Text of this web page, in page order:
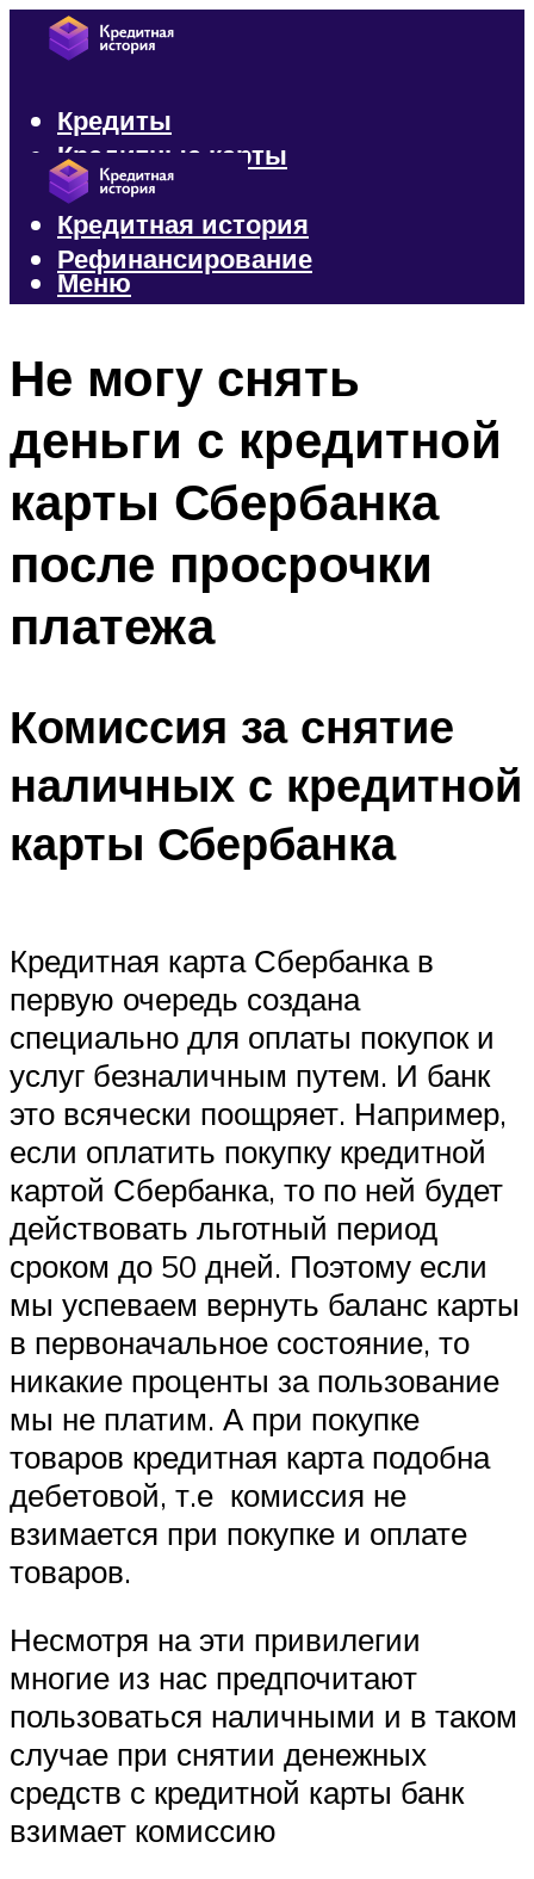
Кредиты
Кредитные карты
Микрозаймы
Кредитная история
Рефинансирование
Меню
Не могу снять
деньги с кредитной
карты Сбербанка
после просрочки
платежа
Комиссия за снятие
наличных с кредитной
карты Сбербанка
Кредитная карта Сбербанка в
первую очередь создана
специально для оплаты покупок и
услуг безналичным путем. И банк
это всячески поощряет. Например,
если оплатить покупку кредитной
картой Сбербанка, то по ней будет
действовать льготный период
сроком до 50 дней. Поэтому если
мы успеваем вернуть баланс карты
в первоначальное состояние, то
никакие проценты за пользование
мы не платим. А при покупке
товаров кредитная карта подобна
дебетовой, т.е комиссия не
взимается при покупке и оплате
товаров.
Несмотря на эти привилегии
многие из нас предпочитают
пользоваться наличными и в таком
случае при снятии денежных
средств с кредитной карты банк
взимает комиссию